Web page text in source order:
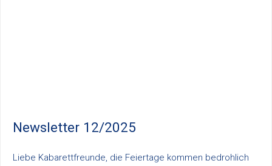
Newsletter 12/2025
Liebe Kabarettfreunde, die Feiertage kommen bedrohlich